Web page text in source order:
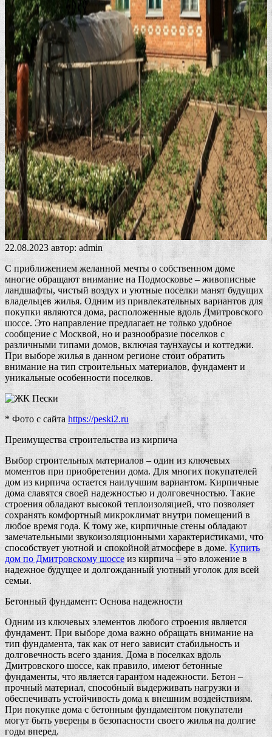
22.08.2023 автор: admin
С приближением желанной мечты о собственном доме
многие обращают внимание на Подмосковье – живописные
ландшафты, чистый воздух и уютные поселки манят будущих
владельцев жилья. Одним из привлекательных вариантов для
покупки являются дома, расположенные вдоль Дмитровского
шоссе. Это направление предлагает не только удобное
сообщение с Москвой, но и разнообразие поселков с
различными типами домов, включая таунхаусы и коттеджи.
При выборе жилья в данном регионе стоит обратить
внимание на тип строительных материалов, фундамент и
уникальные особенности поселков.
* Фото с сайта https://peski2.ru
Преимущества строительства из кирпича
Выбор строительных материалов – один из ключевых
моментов при приобретении дома. Для многих покупателей
дом из кирпича остается наилучшим вариантом. Кирпичные
дома славятся своей надежностью и долговечностью. Такие
строения обладают высокой теплоизоляцией, что позволяет
сохранять комфортный микроклимат внутри помещений в
любое время года. К тому же, кирпичные стены обладают
замечательными звукоизоляционными характеристиками, что
способствует уютной и спокойной атмосфере в доме. Купить
дом по Дмитровскому шоссе из кирпича – это вложение в
надежное будущее и долгожданный уютный уголок для всей
семьи.
Бетонный фундамент: Основа надежности
Одним из ключевых элементов любого строения является
фундамент. При выборе дома важно обращать внимание на
тип фундамента, так как от него зависит стабильность и
долговечность всего здания. Дома в поселках вдоль
Дмитровского шоссе, как правило, имеют бетонные
фундаменты, что является гарантом надежности. Бетон –
прочный материал, способный выдерживать нагрузки и
обеспечивать устойчивость дома к внешним воздействиям.
При покупке дома с бетонным фундаментом покупатели
могут быть уверены в безопасности своего жилья на долгие
годы вперед.